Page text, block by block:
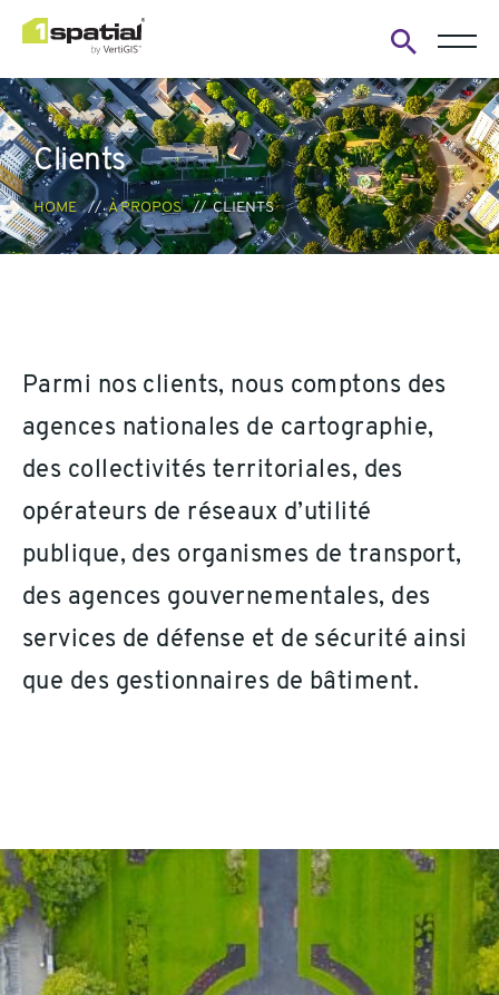
search
form
Clients
HOME À PROPOS CLIENTS
Parmi nos clients, nous comptons des
agences nationales de cartographie,
des collectivités territoriales, des
opérateurs de réseaux d’utilité
publique, des organismes de transport,
des agences gouvernementales, des
services de défense et de sécurité ainsi
que des gestionnaires de bâtiment.